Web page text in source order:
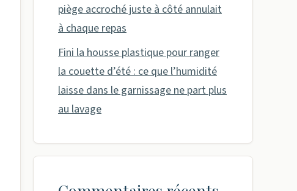
piège accroché juste à côté annulait
à chaque repas
Fini la housse plastique pour ranger
la couette d’été : ce que l’humidité
laisse dans le garnissage ne part plus
au lavage